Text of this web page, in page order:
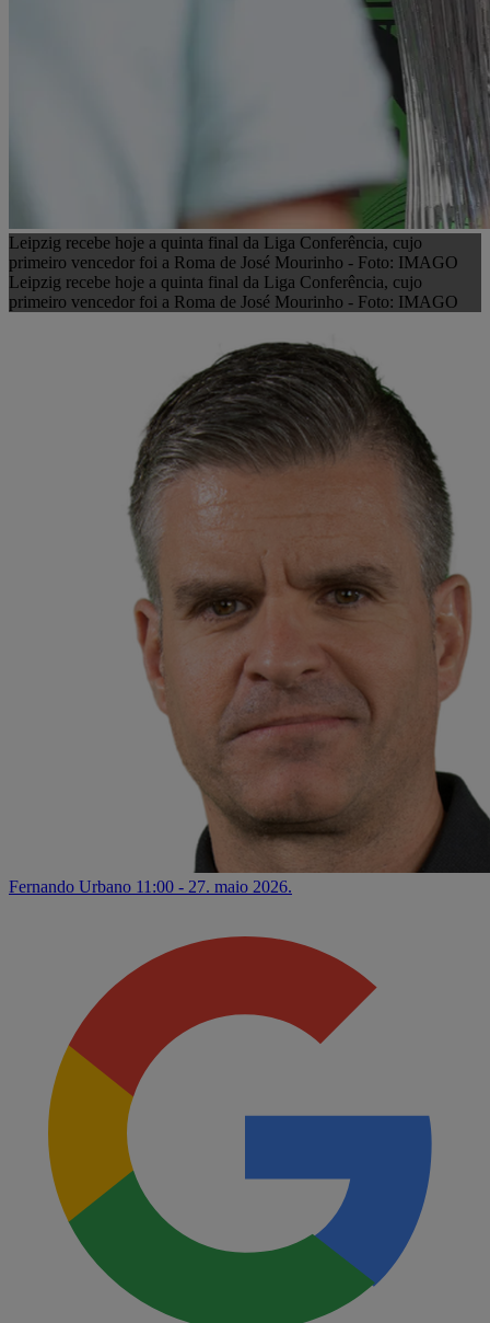
Leipzig recebe hoje a quinta final da Liga Conferência, cujo
primeiro vencedor foi a Roma de José Mourinho - Foto: IMAGO
Leipzig recebe hoje a quinta final da Liga Conferência, cujo
primeiro vencedor foi a Roma de José Mourinho - Foto: IMAGO
Fernando Urbano 11:00 - 27. maio 2026.